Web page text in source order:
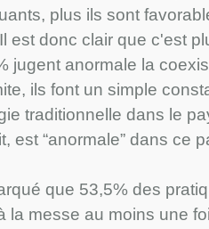
plus ils sont
est donc clair que c'est
jugent anormale la
ils font un simple
traditionnelle dans le
est “anormale” dans ce
que 53,5% des
la messe au moins une